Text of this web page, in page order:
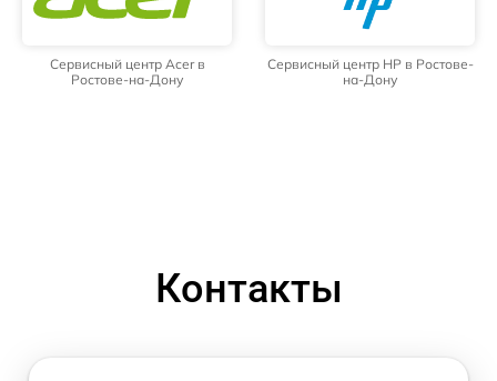
Сервисный центр Acer в
Ростове-на-Дону
Сервисный центр HP в Ростове-
на-Дону
Контакты